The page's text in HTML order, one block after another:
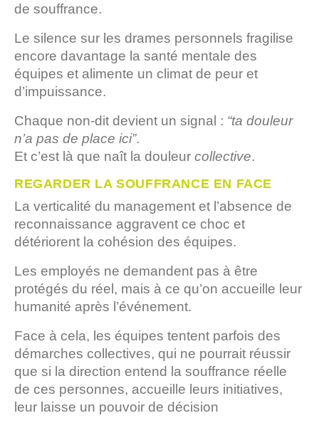
de souffrance.
Le silence sur les drames personnels fragilise
encore davantage la santé mentale des
équipes et alimente un climat de peur et
d’impuissance.
Chaque non-dit devient un signal : “ta douleur
n’a pas de place ici”.
Et c’est là que naît la douleur collective.
REGARDER LA SOUFFRANCE EN FACE
La verticalité du management et l’absence de
reconnaissance aggravent ce choc et
détériorent la cohésion des équipes.
Les employés ne demandent pas à être
protégés du réel, mais à ce qu’on accueille leur
humanité après l’événement.
Face à cela, les équipes tentent parfois des
démarches collectives, qui ne pourrait réussir
que si la direction entend la souffrance réelle
de ces personnes, accueille leurs initiatives,
leur laisse un pouvoir de décision